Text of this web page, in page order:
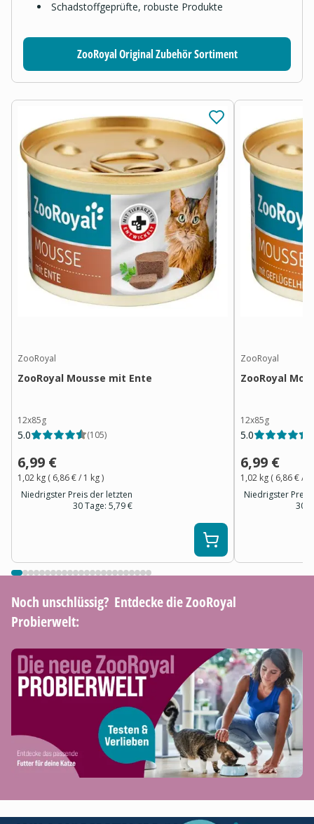
Schadstoffgeprüfte, robuste Produkte
ZooRoyal Original Zubehör Sortiment
ZooRoyal
ZooRoyal Mousse mit Ente
12x85g
5.0 (105)
6,99 €
1,02 kg ( 6,86 €/ 1 kg)
Niedrigster Preis der letzten
30 Tage: 5,79 €
ZooRoyal
ZooRoyal
12x85g
5.0
6,99 €
1,02 kg ( 6,86 €/ 1
Niedrigster Preis
30
Noch unschlüssig? ​ Entdecke die ZooRoyal
Probierwelt: